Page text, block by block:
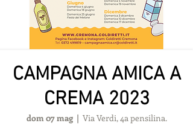
CAMPAGNA AMICA A
CREMA 2023
dom 07 mag
  |
Via Verdi, 4a pensilina.